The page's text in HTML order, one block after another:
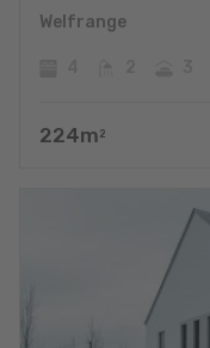
Welfrange
224m 2